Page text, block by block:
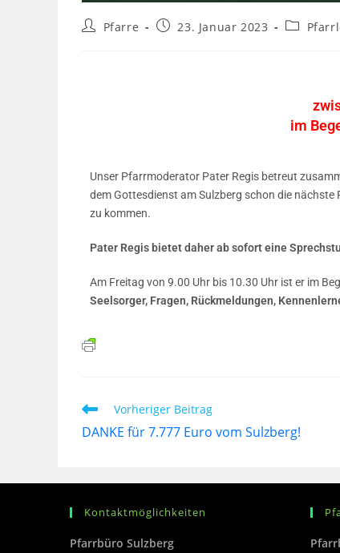
Pfarre 23. Januar 2023
im
Unser Pfarrmoderator Pater Regis betreut
dem Gottesdienst am Sulzberg schon die
zu kommen.
Pater Regis bietet daher ab sofort eine
Am Freitag von 9.00 Uhr bis 10.30 Uhr ist er im
Seelsorger, Fragen, Rückmeldungen,
Vorheriger Beitrag
DANKE für 7.777 Euro vom Sulzberg!
Kontaktmöglichkeiten
Pfarrbüro Sulzberg